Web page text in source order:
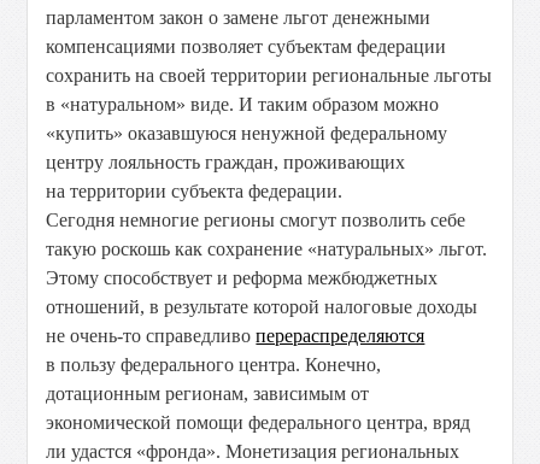
парламентом закон о замене льгот денежными
компенсациями позволяет субъектам федерации
сохранить на своей территории региональные льготы
в «натуральном» виде. И таким образом можно
«купить» оказавшуюся ненужной федеральному
центру лояльность граждан, проживающих
на территории субъекта федерации.
Сегодня немногие регионы смогут позволить себе
такую роскошь как сохранение «натуральных» льгот.
Этому способствует и реформа межбюджетных
отношений, в результате которой налоговые доходы
не очень-то справедливоперераспределяются
в пользу федерального центра. Конечно,
дотационным регионам, зависимым от
экономической помощи федерального центра, вряд
ли удастся «фронда». Монетизация региональных